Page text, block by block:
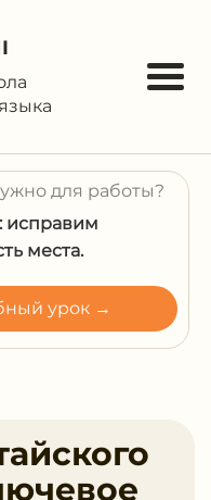
для работы?
исправим
места.
урок →